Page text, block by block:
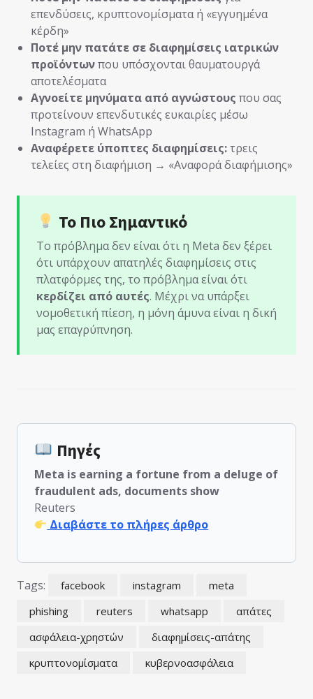
επενδύσεις, κρυπτονομίσματα ή «εγγυημένα
κέρδη»
Ποτέ μην πατάτε σε διαφημίσεις ιατρικών
προϊόντωνπου υπόσχονται θαυματουργά
αποτελέσματα
Αγνοείτε μηνύματα από αγνώστους που σας
προτείνουν επενδυτικές ευκαιρίες μέσω
Instagram ή WhatsApp
Αναφέρετε ύποπτες διαφημίσεις:τρεις
τελείες στη διαφήμιση → «Αναφορά διαφήμισης»
Το Πιο Σημαντικό
Το πρόβλημα δεν είναι ότι η Meta δεν ξέρει
ότι υπάρχουν απατηλές διαφημίσεις στις
πλατφόρμες της, το πρόβλημα είναι ότι
κερδίζει από αυτές. Μέχρι να υπάρξει
νομοθετική πίεση, η μόνη άμυνα είναι η δική
μας επαγρύπνηση.
Πηγές
Meta is earning a fortune from a deluge of
fraudulent ads, documents show
Reuters
Διαβάστε το πλήρες άρθρο
Tags: facebook instagram
meta
phishing
reuters whatsapp
απάτες
ασφάλεια-χρηστών
διαφημίσεις-απάτης
κρυπτονομίσματα
κυβερνοασφάλεια